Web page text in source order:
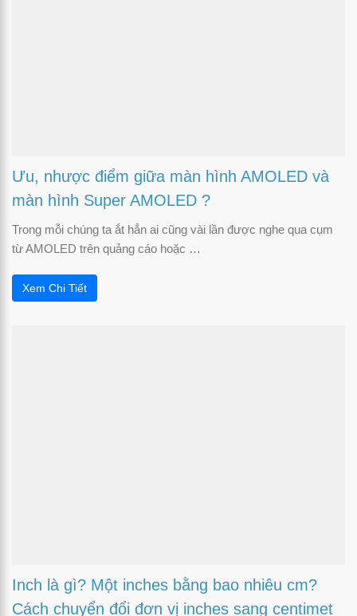
Ưu, nhược điểm giữa màn hình AMOLED và
màn hình Super AMOLED ?
Trong mỗi chúng ta ắt hẳn ai cũng vài lần được nghe qua cụm
từ AMOLED trên quảng cáo hoặc …
Xem Chi Tiết
Inch là gì? Một inches bằng bao nhiêu cm?
Cách chuyển đổi đơn vị inches sang centimet